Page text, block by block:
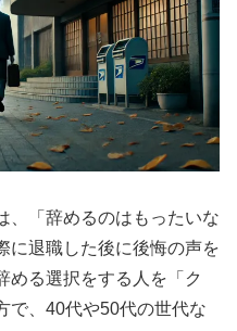
、「辞めるのはもったいな
に退職した後に後悔の声を
める選択をする人を「ク
で、40代や50代の世代な